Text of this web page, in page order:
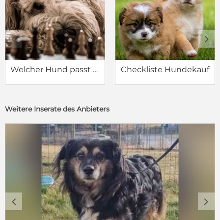
Welcher Hund passt zu mir? Checkliste Hundekauf
c d
Weitere Inserate des Anbieters
c d